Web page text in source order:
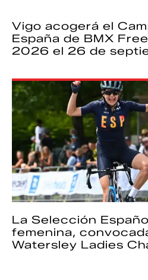
Vigo acogerá el
España de BMX
2026 el 26 de
La Selección
femenina,
Watersley Ladies